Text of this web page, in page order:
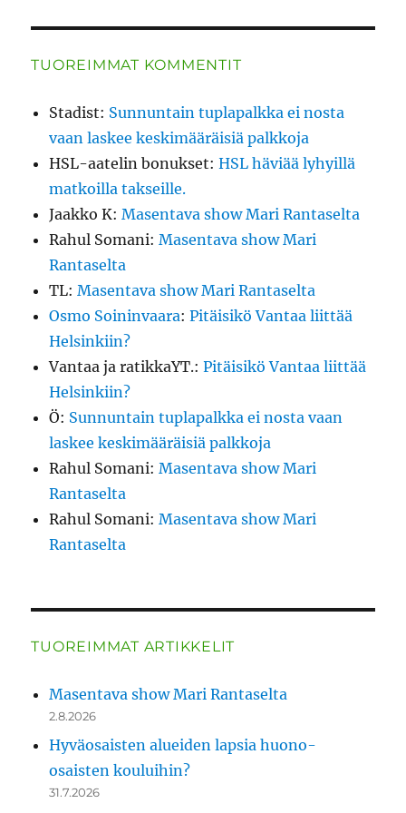
TUOREIMMAT KOMMENTIT
Stadist: Sunnuntain tuplapalkka ei nosta
vaan laskee keskimääräisiä palkkoja
HSL-aatelin bonukset:HSL häviää lyhyillä
matkoilla takseille.
Jaakko K:Masentava show Mari Rantaselta
Rahul Somani:Masentava show Mari
Rantaselta
TL:Masentava show Mari Rantaselta
Osmo Soininvaara:Pitäisikö Vantaa liittää
Helsinkiin?
Vantaa ja ratikkaYT.:Pitäisikö Vantaa liittää
Helsinkiin?
Ö: Sunnuntain tuplapalkka ei nosta vaan
laskee keskimääräisiä palkkoja
Rahul Somani:Masentava show Mari
Rantaselta
Rahul Somani:Masentava show Mari
Rantaselta
TUOREIMMAT ARTIKKELIT
Masentava show Mari Rantaselta
2.8.2026
Hyväosaisten alueiden lapsia huono-
osaisten kouluihin?
31.7.2026